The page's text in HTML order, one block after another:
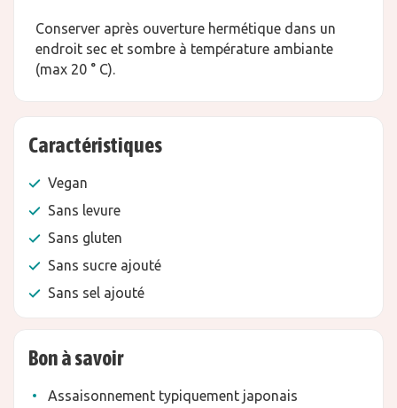
Conserver après ouverture hermétique dans un
endroit sec et sombre à température ambiante
(max 20 ° C).
Caractéristiques
Vegan
Sans levure
Sans gluten
Sans sucre ajouté
Sans sel ajouté
Bon à savoir
Assaisonnement typiquement japonais